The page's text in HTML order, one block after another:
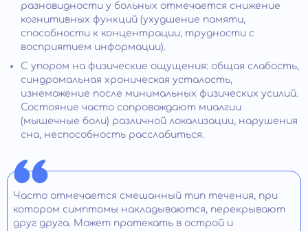
разновидности у больных отмечается снижение
когнитивных функций (ухудшение памяти,
способности к концентрации, трудности с
восприятием информации).
С упором на физические ощущения: общая слабость,
синдромальная хроническая усталость,
изнеможение после минимальных физических усилий.
Состояние часто сопровождают миалгии
(мышечные боли) различной локализации, нарушения
сна, неспособность расслабиться.
Часто отмечается смешанный тип течения, при
котором симптомы накладываются, перекрывают
друг друга. Может протекать в острой и